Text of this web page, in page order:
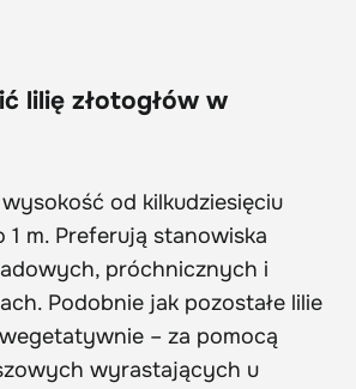
lilię złotogłów w
od kilkudziesięciu
m. Preferują stanowiska
próchnicznych i
Podobnie jak pozostałe lilie
– za pomocą
wyrastających u